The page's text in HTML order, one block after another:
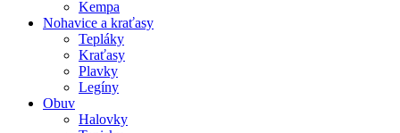
Kempa
Nohavice a kraťasy
Tepláky
Kraťasy
Plavky
Legíny
Obuv
Halovky